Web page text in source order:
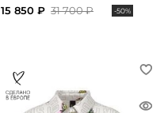
15 850 ₽ 31 700 ₽ -50%